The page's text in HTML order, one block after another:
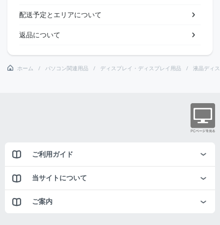
配送予定とエリアについて
返品について
ホーム パソコン関連用品 ディスプレイ・ディスプレイ用品 液晶ディ
ご利用ガイド
当サイトについて
ご案内